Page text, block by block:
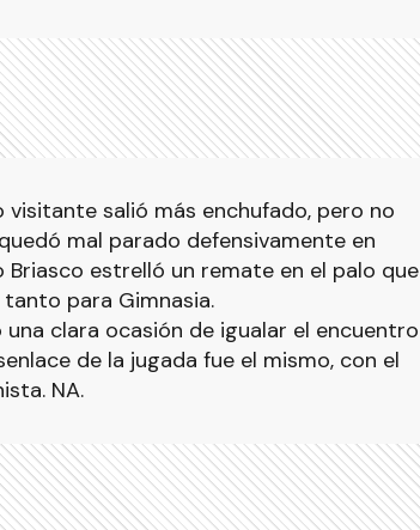
salió más enchufado, pero no
mal parado defensivamente en
estrelló un remate en el palo que
para Gimnasia.
clara ocasión de igualar el encuentro
de la jugada fue el mismo, con el
NA.